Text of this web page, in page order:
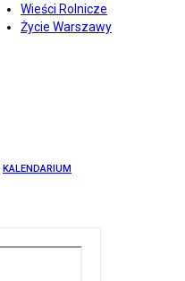
Wieści Rolnicze
Życie Warszawy
KALENDARIUM